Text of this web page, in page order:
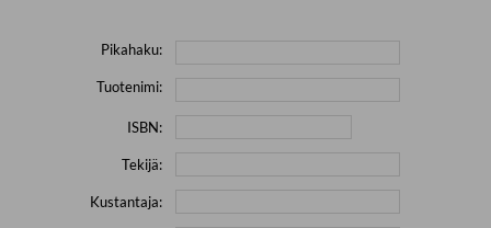
Pikahaku:
Tuotenimi:
ISBN:
Tekijä:
Kustantaja: